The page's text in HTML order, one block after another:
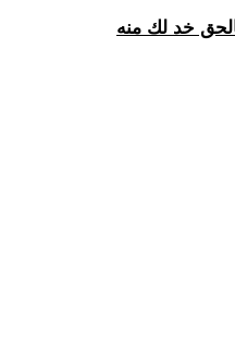
خد لك منه